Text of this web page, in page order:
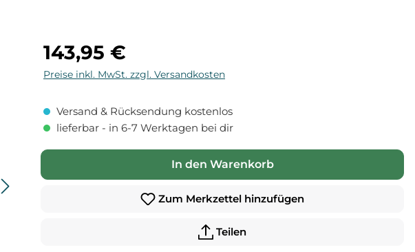
Regulärer Preis:
143,95 €
Preise inkl. MwSt. zzgl. Versandkosten
Versand & Rücksendung kostenlos
lieferbar - in 6-7 Werktagen bei dir
In den Warenkorb
Zum Merkzettel hinzufügen
Teilen